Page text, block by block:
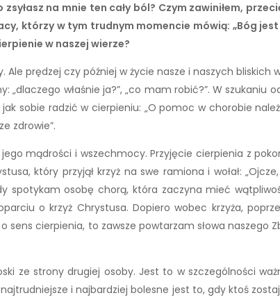
na mnie ten cały ból? Czym zawiniłem,
którzy w tym trudnym momencie mówią: „Bóg
w naszej wierze?
prędzej czy później w życie nasze i naszych bliskich
właśnie ja?”, „co mam robić?”. W szukaniu
sobie radzić w cierpieniu: „O pomoc w chorobie
zdrowie”.
mądrości i wszechmocy. Przyjęcie cierpienia z
który przyjął krzyż na swe ramiona i wołał:
spotykam osobę chorą, która zaczyna mieć
o krzyż Chrystusa. Dopiero wobec krzyża,
cierpienia, to zawsze powtarzam słowa naszego
ze strony drugiej osoby. Jest to w szczególności
i najbardziej bolesne jest to, gdy ktoś